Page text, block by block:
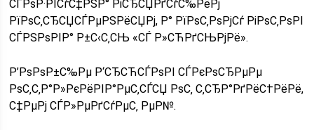
СЃРѕР·РІСѓС‡РЅР° РіСЂСЏРґСѓС‰РёРј
РїРѕС‚СЂСЏСЃРµРЅРёСЏРј, Р° РїРѕС‚РѕРјСѓ РіРѕС‚РѕРІ
СЃРЅРѕРІР° Р±С‹С‚СЊ «СЃ Р»СЋРґСЊРјРё».
Р’РѕРѕР±С‰Рµ Р‘СЂСЋСЃРѕРІ СЃРєРѕСЂРµРµ
РѕС‚С‚Р°Р»РєРёРІР°РµС‚СЃСЏ РѕС‚ С‚СЂР°РґРёС†РёРё,
С‡РµРј СЃР»РµРґСѓРµС‚ РµР№.